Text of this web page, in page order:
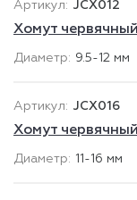
JCX012
Хомут
9.5-12 мм
JCX016
Хомут
11-16 мм